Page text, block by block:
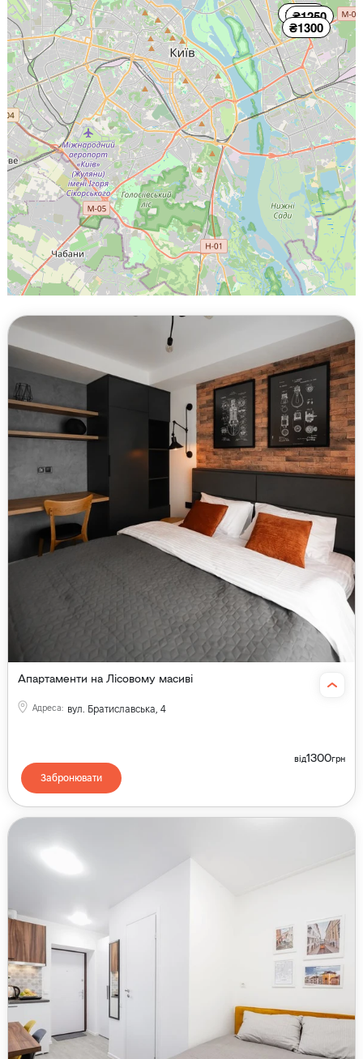
Апартаменти на Лісовому масиві
Адреса: вул. Братиславська, 4
від1300грн
Забронювати
₴1300
₴1250
₴1250